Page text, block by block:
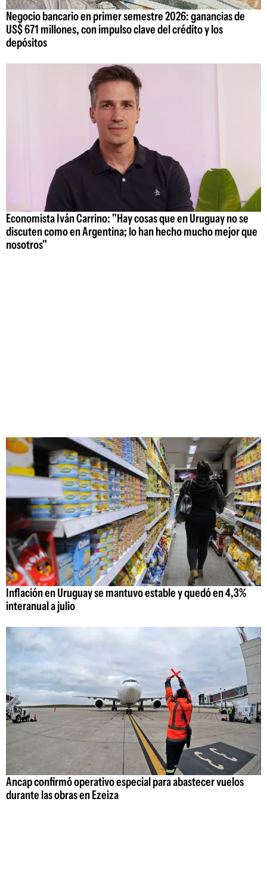
Negocio bancario en primer semestre 2026: ganancias de
US$ 671 millones, con impulso clave del crédito y los
depósitos
Economista Iván Carrino: "Hay cosas que en Uruguay no se
discuten como en Argentina; lo han hecho mucho mejor que
nosotros"
Inflación en Uruguay se mantuvo estable y quedó en 4,3%
interanual a julio
Ancap confirmó operativo especial para abastecer vuelos
durante las obras en Ezeiza